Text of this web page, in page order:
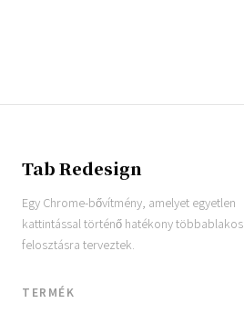
Tab Redesign
Egy Chrome-bővítmény, amelyet egyetlen
kattintással történő hatékony többablakos
felosztásra terveztek.
TERMÉK